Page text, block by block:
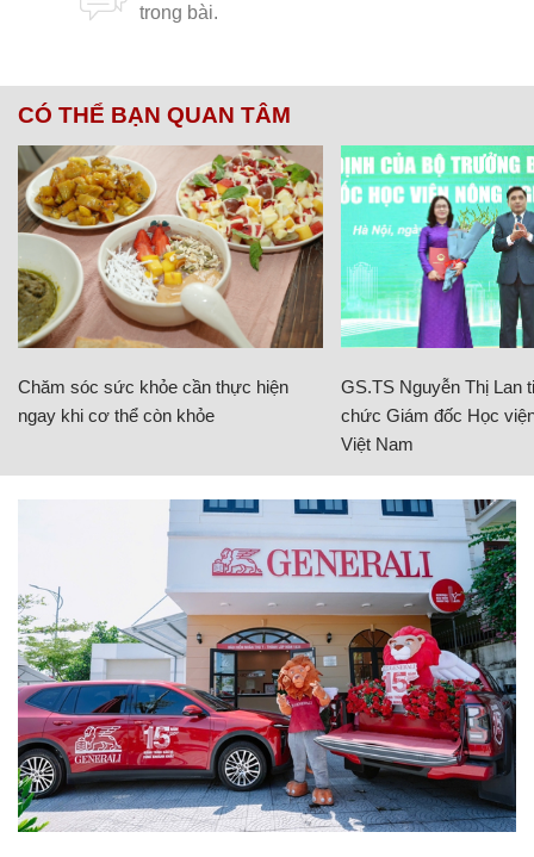
CÓ THỂ BẠN QUAN TÂM
Chăm sóc sức khỏe cần thực hiện
ngay khi cơ thể còn khỏe
GS.TS Nguyễn Thị Lan
chức Giám đốc Học
Việt Nam